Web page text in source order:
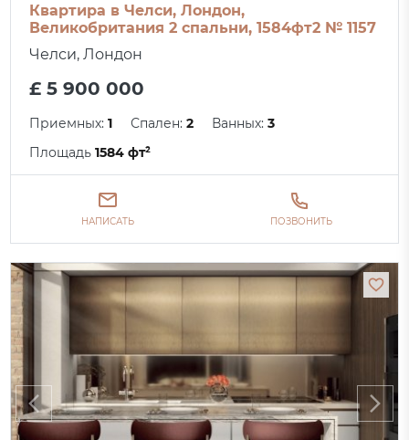
Квартира в Челси, Лондон,
Великобритания 2 спальни, 1584фт2 № 1157
Челси, Лондон
£ 5 900 000
Приемных:1 Спален:2 Ванных:3
Площадь1584 фт²
НАПИСАТЬ ПОЗВОНИТЬ